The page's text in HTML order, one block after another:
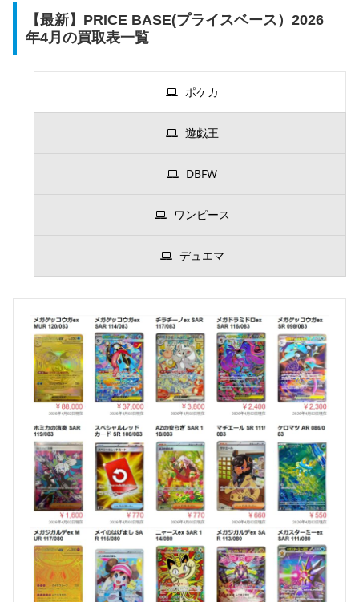
【最新】PRICE BASE(プライスベース）2026
年4月の買取表一覧
ポケカ
遊戯王
DBFW
ワンピース
デュエマ